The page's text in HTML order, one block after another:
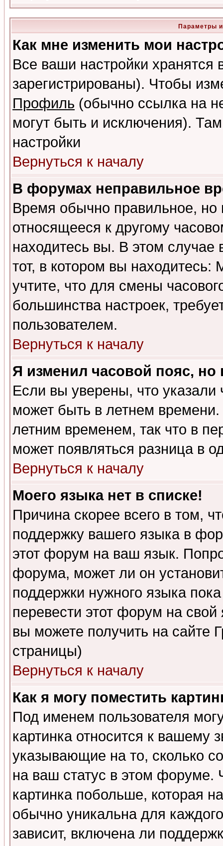
Параметры
Как мне изменить мои
Все ваши настройки
зарегистрированы). Чтобы
Профиль (обычно ссылка на
могут быть и исключения).
настройки
Вернуться к началу
В форумах неправильное
Время обычно правильное,
относящееся к другому
находитесь вы. В этом
тот, в котором вы
учтите, что для смены
большинства настроек,
пользователем.
Вернуться к началу
Я изменил часовой пояс,
Если вы уверены, что указали
может быть в летнем
летним временем, так что в
может появляться разница в
Вернуться к началу
Моего языка нет в списке!
Причина скорее всего в том,
поддержку вашего языка в
этот форум на ваш язык.
форума, может ли он
поддержки нужного языка
перевести этот форум на
вы можете получить на сайте
страницы)
Вернуться к началу
Как я могу поместить
Под именем пользователя
картинка относится к вашему
указывающие на то, сколько
на ваш статус в этом форуме.
картинка побольше, которая
обычно уникальна для
зависит, включена ли